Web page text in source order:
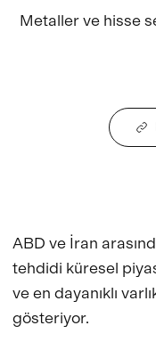
Metaller ve hisse
ABD ve İran
tehdidi küresel
ve en dayanıklı
gösteriyor.